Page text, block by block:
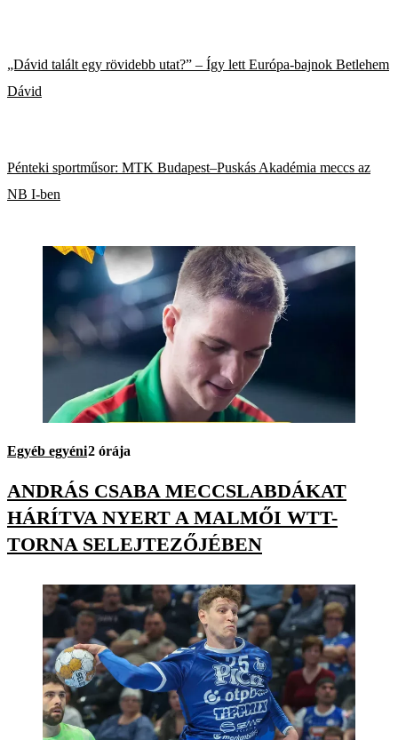
„Dávid talált egy rövidebb utat?” – Így lett Európa-bajnok Betlehem
Dávid
Pénteki sportműsor: MTK Budapest–Puskás Akadémia meccs az
NB I-ben
Egyéb egyéni2 órája
ANDRÁS CSABA MECCSLABDÁKAT
HÁRÍTVA NYERT A MALMŐI WTT-
TORNA SELEJTEZŐJÉBEN